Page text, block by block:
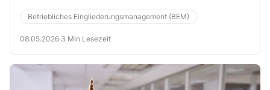
Betrieben ist die Umsetzung von BEM oft nicht oder nur mangelhaft
gegeben. Zu diesem Ergebnis kam eine Erhebung der BAuA. Als
Betriebsrat haben Sie im BEM einen klaren Handlungsauftrag, den
Betriebliches Eingliederungsmanagement (BEM)
08.05.2026·3 Min Lesezeit